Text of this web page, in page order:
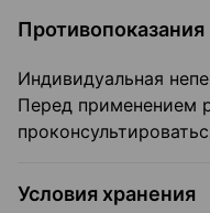
Противопоказания
Индивидуальная
Перед применением
Условия хранения